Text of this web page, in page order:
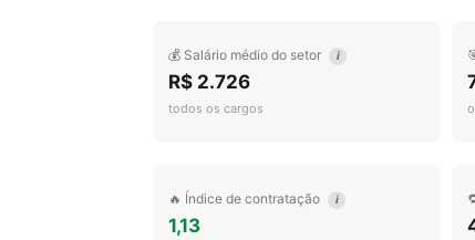
💰 Salário médio do setor i
R$ 2.726
todos os cargos
🔥 Índice de contratação i
1,13